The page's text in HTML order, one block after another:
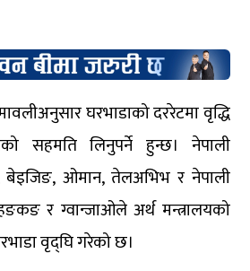
घरभाडाको दररेटमा वृद्धि
सहमति लिनुपर्ने हुन्छ। नेपाली
बेइजिङ, ओमान, तेलअभिभ र नेपाली
र ग्वान्जाओले अर्थ मन्त्रालयको
वृद्घि गरेको छ।